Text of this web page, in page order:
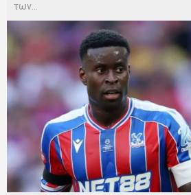
των...